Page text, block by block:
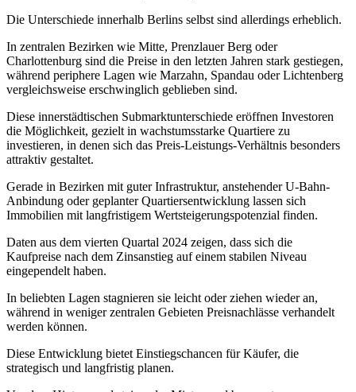
Die Unterschiede innerhalb Berlins selbst sind allerdings erheblich.
In zentralen Bezirken wie Mitte, Prenzlauer Berg oder
Charlottenburg sind die Preise in den letzten Jahren stark gestiegen,
während periphere Lagen wie Marzahn, Spandau oder Lichtenberg
vergleichsweise erschwinglich geblieben sind.
Diese innerstädtischen Submarktunterschiede eröffnen Investoren
die Möglichkeit, gezielt in wachstumsstarke Quartiere zu
investieren, in denen sich das Preis-Leistungs-Verhältnis besonders
attraktiv gestaltet.
Gerade in Bezirken mit guter Infrastruktur, anstehender U-Bahn-
Anbindung oder geplanter Quartiersentwicklung lassen sich
Immobilien mit langfristigem Wertsteigerungspotenzial finden.
Daten aus dem vierten Quartal 2024 zeigen, dass sich die
Kaufpreise nach dem Zinsanstieg auf einem stabilen Niveau
eingependelt haben.
In beliebten Lagen stagnieren sie leicht oder ziehen wieder an,
während in weniger zentralen Gebieten Preisnachlässe verhandelt
werden können.
Diese Entwicklung bietet Einstiegschancen für Käufer, die
strategisch und langfristig planen.